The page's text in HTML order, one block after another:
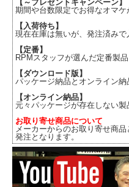
【～プレゼントキャンペーン】
期間や台数限定でお得なオマケ
【入荷待ち】
現在在庫は無いが、発注済みで
【定番】
RPMスタッフが選んだ定番製品
【ダウンロード版】
パッケージ納品とオンライン
【オンライン納品】
元々パッケージが存在しない製
お取り寄せ商品について
メーカーからのお取り寄せ商
発注となります。